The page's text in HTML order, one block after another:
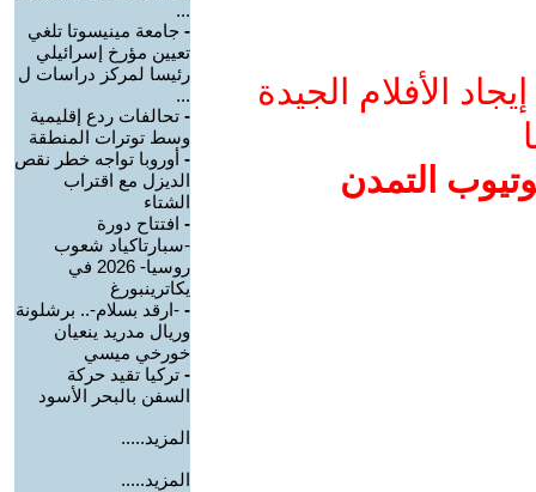
الأفلام الجيدة
التمدن
...
- جامعة مينيسوتا تلغي
تعيين مؤرخ إسرائيلي
رئيسا لمركز دراسات ل
...
- تحالفات ردع إقليمية
وسط توترات المنطقة
- أوروبا تواجه خطر نقص
الديزل مع اقتراب
الشتاء
- افتتاح دورة
-سبارتاكياد شعوب
روسيا- 2026 في
يكاترينبورغ
- -ارقد بسلام-.. برشلونة
وريال مدريد ينعيان
خورخي ميسي
- تركيا تقيد حركة
السفن بالبحر الأسود
المزيد.....
المزيد.....